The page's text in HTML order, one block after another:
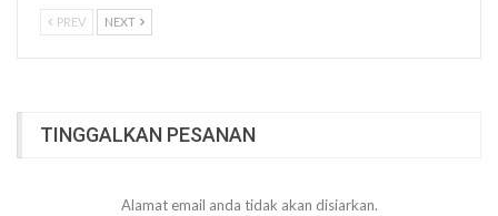
PREV NEXT
TINGGALKAN PESANAN
Alamat email anda tidak akan disiarkan.